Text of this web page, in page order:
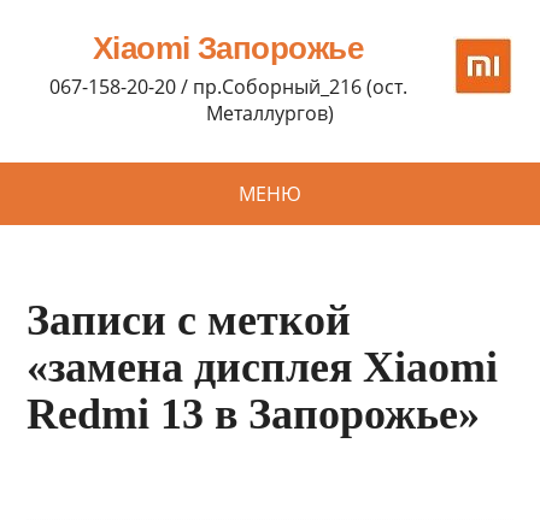
Xiaomi Запорожье
067-158-20-20 / пр.Соборный_216 (ост.
Металлургов)
МЕНЮ
Записи с меткой
«замена дисплея Xiaomi
Redmi 13 в Запорожье»